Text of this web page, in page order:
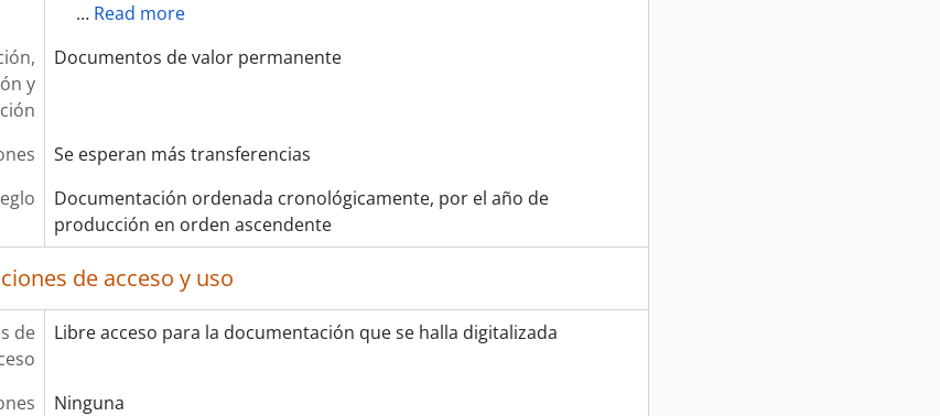
… Read more
y
Documentos de valor permanente
Se esperan más transferencias
Documentación ordenada cronológicamente, por el año de
producción en orden ascendente
de acceso y uso
de
Libre acceso para la documentación que se halla digitalizada
Ninguna